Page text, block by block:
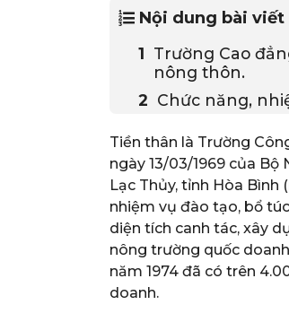
Nội dung bài viết
Trường Cao
nông thôn.
Chức năng,
Tiền thân là Trường
ngày 13/03/1969 của
Lạc Thủy, tỉnh Hòa Bình
nhiệm vụ đào tạo, bổ
diện tích canh tác, xây
nông trường quốc
năm 1974 đã có trên
doanh.